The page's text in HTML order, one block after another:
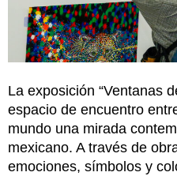
La exposición “Ventanas
espacio de encuentro
mundo una mirada
mexicano. A través de
emociones, símbolos y